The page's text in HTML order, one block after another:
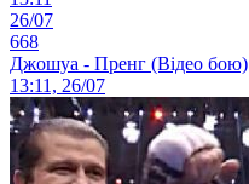
26/07
668
Джошуа - Пренг (Відео бою)
13:11, 26/07